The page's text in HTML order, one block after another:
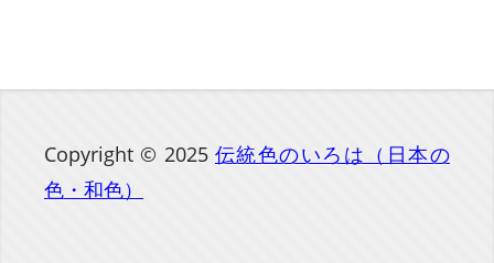
Copyright © 2025 伝統色のいろは（日本の
色・和色）